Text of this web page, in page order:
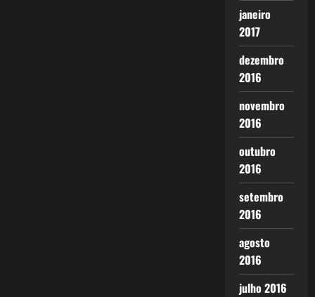
janeiro
2017
dezembro
2016
novembro
2016
outubro
2016
setembro
2016
agosto
2016
julho 2016